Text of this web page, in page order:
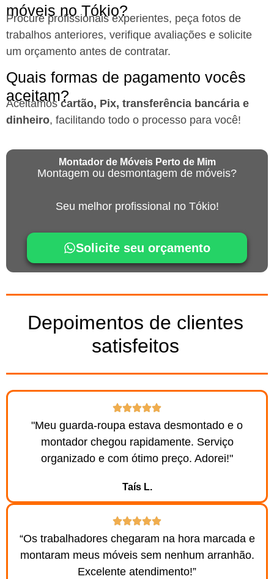
móveis no Tókio?
Procure profissionais experientes, peça fotos de
trabalhos anteriores, verifique avaliações e solicite
um orçamento antes de contratar.
Quais formas de pagamento vocês
aceitam?
Aceitamoscartão, Pix, transferência bancária e
dinheiro, facilitando todo o processo para você!
Montador de Móveis Perto de Mim
Montagem ou desmontagem de móveis?
Seu melhor profissional no Tókio!
Solicite seu orçamento
Depoimentos de clientes
satisfeitos
"Meu guarda-roupa estava desmontado e o
montador chegou rapidamente. Serviço
organizado e com ótimo preço. Adorei!"
Taís L.
“Os trabalhadores chegaram na hora marcada e
montaram meus móveis sem nenhum arranhão.
Excelente atendimento!”